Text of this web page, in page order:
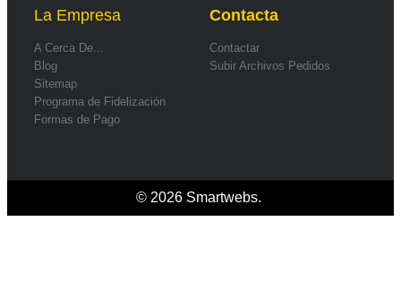
La Empresa
A Cerca De...
Blog
Sitemap
Programa de Fidelización
Formas de Pago
Contacta
Contactar
Subir Archivos Pedidos
© 2026 Smartwebs.